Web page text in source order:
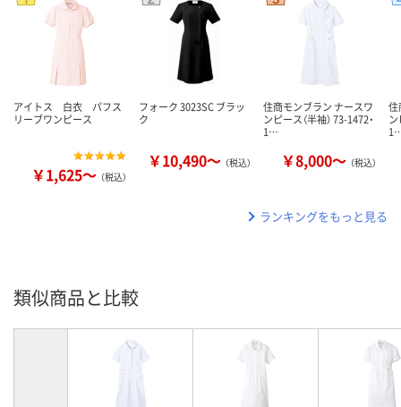
アイトス 白衣 パフス
リーブワンピース
￥1,625～ （税込）
フォーク 3023SC ブラッ
ク
￥10,490～ （税込）
住商モンブラン ナースワ
ンピース（半袖） 73-1472・
1…
￥8,000～ （税込）
住
ン
ランキングをもっと見る
類似商品と比較